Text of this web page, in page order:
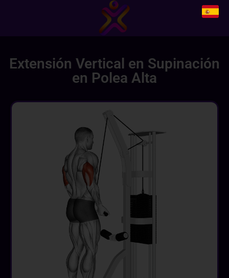
Extensión Vertical en Supinación
en Polea Alta